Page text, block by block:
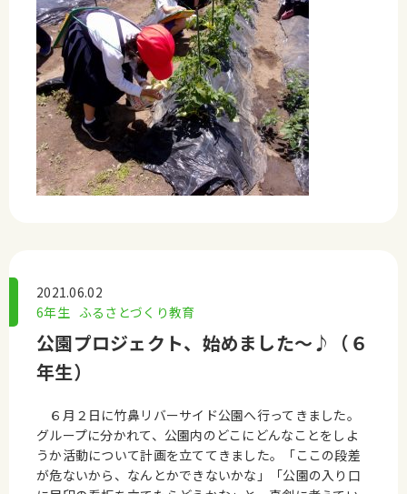
2021.06.02
6年生 ふるさとづくり教育
公園プロジェクト、始めました～♪（６
年生）
６月２日に竹鼻リバーサイド公園へ行ってきました。
グループに分かれて、公園内のどこにどんなことをしよ
うか活動について計画を立ててきました。「ここの段差
が危ないから、なんとかできないかな」「公園の入り口